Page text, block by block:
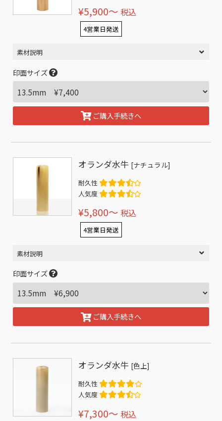
¥5,900〜 税込
4営業日発送
素材説明
印面サイズ
ご購入手続きへ
オランダ水牛 [ナチュラル]
耐久性
人気度
¥5,800〜 税込
4営業日発送
素材説明
印面サイズ
ご購入手続きへ
オランダ水牛 [色上]
耐久性
人気度
¥7,300〜 税込